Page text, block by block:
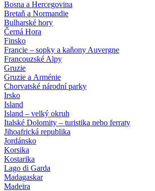
Bosna a Hercegovina
Bretaň a Normandie
Bulharské hory
Černá Hora
Finsko
Francie – sopky a kaňony Auvergne
Francouzské Alpy
Gruzie
Gruzie a Arménie
Chorvatské národní parky
Irsko
Island
Island – velký okruh
Italské Dolomity – turistika nebo ferraty
Jihoafrická republika
Jordánsko
Korsika
Kostarika
Lago di Garda
Madagaskar
Madeira